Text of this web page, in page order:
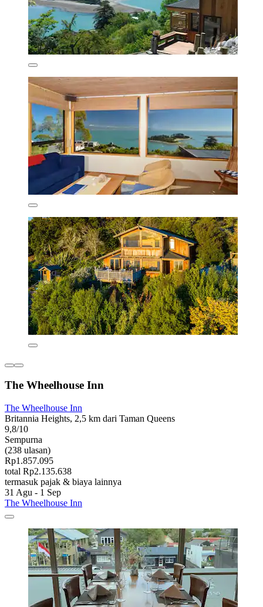
The Wheelhouse Inn
The Wheelhouse Inn
Britannia Heights, 2,5 km dari Taman Queens
9,8/10
Sempurna
(238 ulasan)
Rp1.857.095
total Rp2.135.638
termasuk pajak & biaya lainnya
31 Agu - 1 Sep
The Wheelhouse Inn